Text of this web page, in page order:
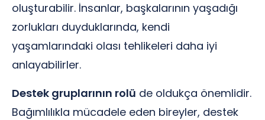
oluşturabilir. İnsanlar, başkalarının yaşadığı
zorlukları duyduklarında, kendi
yaşamlarındaki olası tehlikeleri daha iyi
anlayabilirler.
Destek gruplarının rolü de oldukça önemlidir.
Bağımlılıkla mücadele eden bireyler, destek